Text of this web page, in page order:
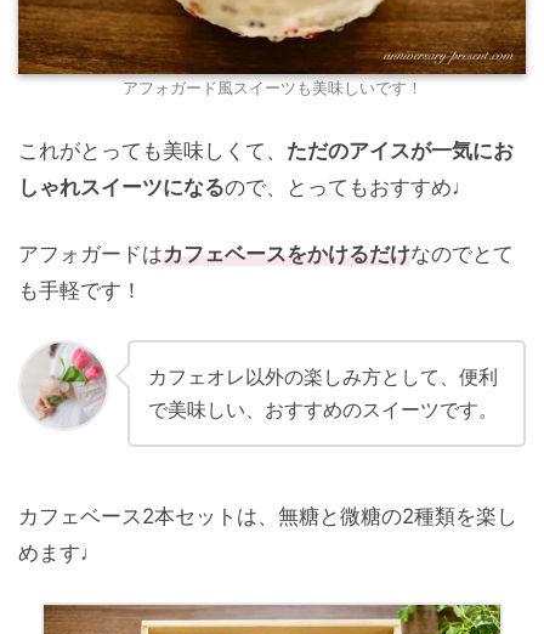
アフォガード風スイーツも美味しいです！
これがとっても美味しくて、 ただのアイスが一気にお
しゃれスイーツになるので、とってもおすすめ♩
アフォガードはカフェベースをかけるだけなのでとて
も手軽です！
カフェオレ以外の楽しみ方として、便利
で美味しい、おすすめのスイーツです。
カフェベース2本セットは、無糖と微糖の2種類を楽し
めます♩